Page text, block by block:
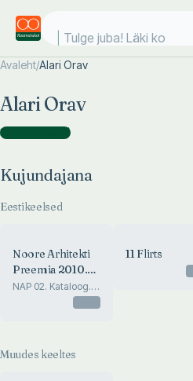
Tulge juba! Läki koo
Avaleht/Alari Orav
Alari Orav
Kujundajana )
Kujundajana
Eestikeelsed
Noore Arhitekti
Preemia 2010.
Young Architect
NAP 02. Kataloog.
HG Arhitektuur
11 Flirts
Muudes keeltes